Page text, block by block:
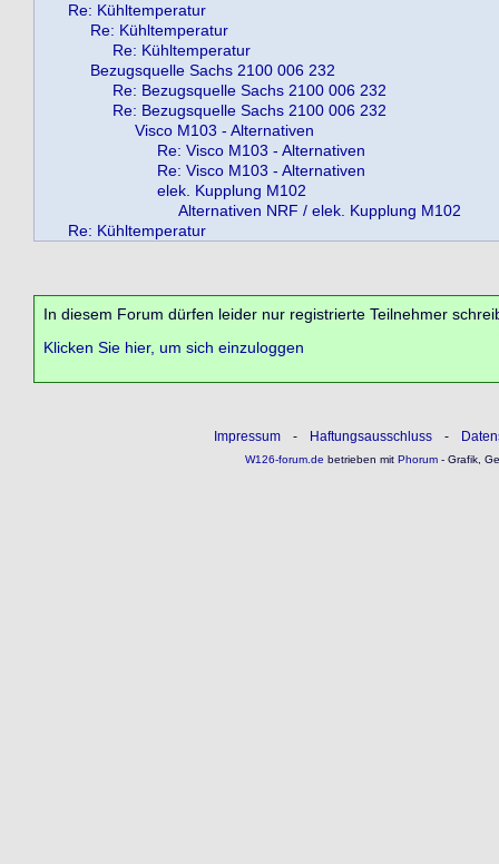
Re: Kühltemperatur
Re: Kühltemperatur
Re: Kühltemperatur
Bezugsquelle Sachs 2100 006 232
Re: Bezugsquelle Sachs 2100 006 232
Re: Bezugsquelle Sachs 2100 006 232
Visco M103 - Alternativen
Re: Visco M103 - Alternativen
Re: Visco M103 - Alternativen
elek. Kupplung M102
Alternativen NRF / elek. Kupplung M102
Re: Kühltemperatur
In diesem Forum dürfen leider nur registrierte Teilnehmer
Klicken Sie hier, um sich einzuloggen
Impressum - Haftungsausschluss -
W126-forum.de betrieben mitPhorum- Grafik,